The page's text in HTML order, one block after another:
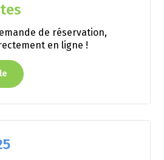
de réservation,
en ligne !